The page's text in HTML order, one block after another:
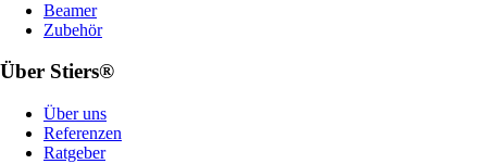
Beamer
Zubehör
Über Stiers®
Über uns
Referenzen
Ratgeber